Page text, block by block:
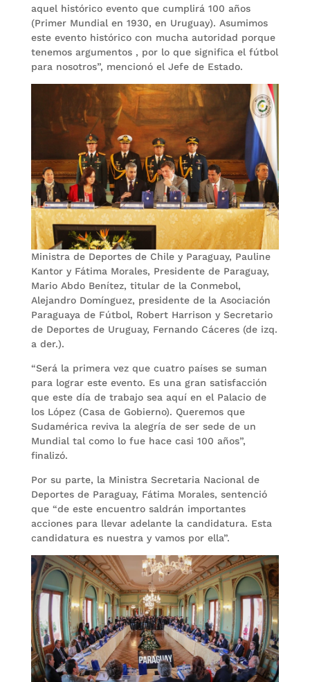
aquel histórico evento que cumplirá 100 años
(Primer Mundial en 1930, en Uruguay). Asumimos
este evento histórico con mucha autoridad porque
tenemos argumentos , por lo que significa el fútbol
para nosotros”, mencionó el Jefe de Estado.
Ministra de Deportes de Chile y Paraguay, Pauline
Kantor y Fátima Morales, Presidente de Paraguay,
Mario Abdo Benítez, titular de la Conmebol,
Alejandro Domínguez, presidente de la Asociación
Paraguaya de Fútbol, Robert Harrison y Secretario
de Deportes de Uruguay, Fernando Cáceres (de izq.
a der.).
“Será la primera vez que cuatro países se suman
para lograr este evento. Es una gran satisfacción
que este día de trabajo sea aquí en el Palacio de
los López (Casa de Gobierno). Queremos que
Sudamérica reviva la alegría de ser sede de un
Mundial tal como lo fue hace casi 100 años”,
finalizó.
Por su parte, la Ministra Secretaria Nacional de
Deportes de Paraguay, Fátima Morales, sentenció
que “de este encuentro saldrán importantes
acciones para llevar adelante la candidatura. Esta
candidatura es nuestra y vamos por ella”.